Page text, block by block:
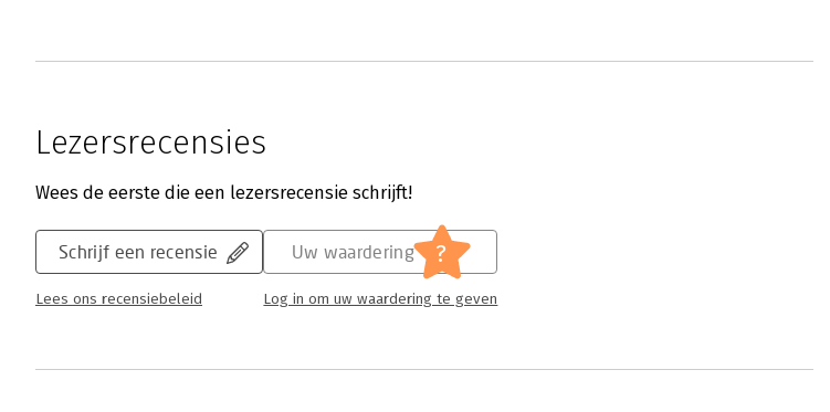
Lezersrecensies
Wees de eerste die een lezersrecensie schrijft!
Schrijf een recensie
Lees ons recensiebeleid
Uw waardering ?
Log in om uw waardering te geven